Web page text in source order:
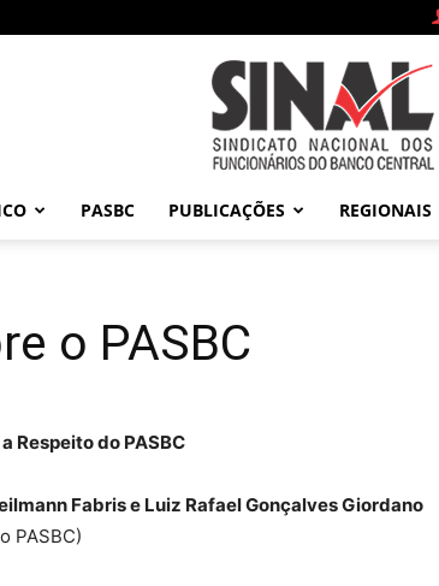
PASBC PUBLICAÇÕES REGIONAIS
o PASBC
Respeito do PASBC
Fabris e Luiz Rafael Gonçalves Giordano
PASBC)